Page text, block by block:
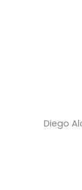
Diego